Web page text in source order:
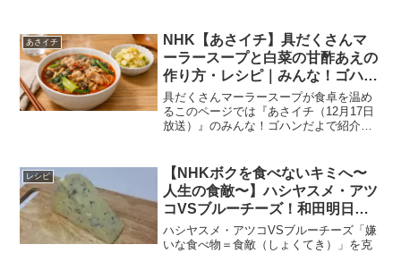
き アボカドソース』を紹介します。アボ
カドのコクとらっきょう...
あさイチ
NHK【あさイチ】具だくさんマ
ーラースープと白菜の甘酢あえの
作り方・レシピ｜みんな！ゴハン
だよ 市瀬悦子 家庭向け麻辣湯 12
月17日
具だくさんマーラースープが食卓を温め
るこのページでは『あさイチ（12月17日
放送）』のみんな！ゴハンだよで紹介さ
めています。寒い時期に体が温まり、野
菜もしっかりとれる一杯...
レシピ
【NHKボクを食べないキミへ〜
人生の食敵〜】ハシヤスメ・アツ
コVSブルーチーズ！和田明日香
の絶品チャーハンで食敵克服なる
か？｜2025年3月22日放送
ハシヤスメ・アツコVSブルーチーズ「嫌
いな食べ物＝食敵（しょくてき）」を克